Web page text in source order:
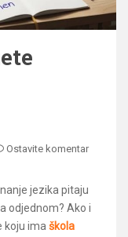
Ostavite komentar
jezika pitaju
odjednom? Ako i
koju ima škola